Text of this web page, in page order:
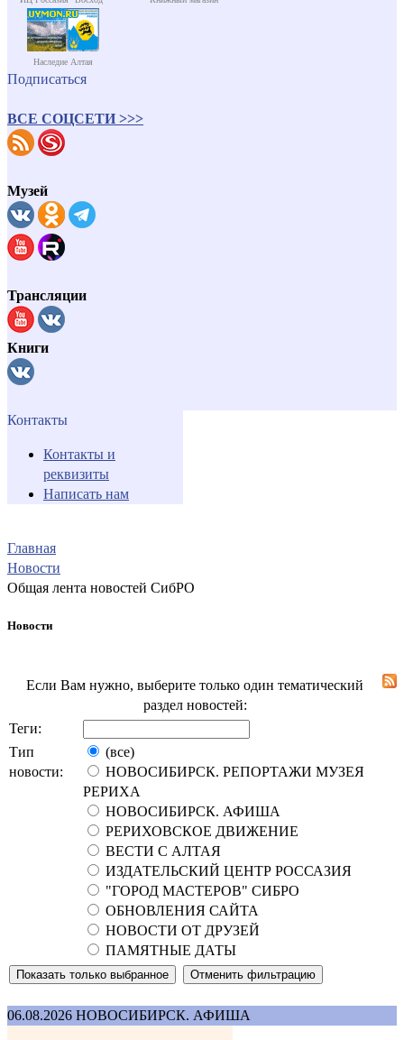
Наследие Алтая
Подписаться
ВСЕ СОЦСЕТИ >>>
Музей
Трансляции
Книги
Контакты
Контакты и
реквизиты
Написать нам
Главная
Новости
Общая лента новостей СибРО
Новости
Если Вам нужно, выберите только один тематический
раздел новостей:
Теги:
Тип
новости:
(все)
НОВОСИБИРСК. РЕПОРТАЖИ МУЗЕЯ
РЕРИХА
НОВОСИБИРСК. АФИША
РЕРИХОВСКОЕ ДВИЖЕНИЕ
ВЕСТИ С АЛТАЯ
ИЗДАТЕЛЬСКИЙ ЦЕНТР РОССАЗИЯ
"ГОРОД МАСТЕРОВ" СИБРО
ОБНОВЛЕНИЯ САЙТА
НОВОСТИ ОТ ДРУЗЕЙ
ПАМЯТНЫЕ ДАТЫ
06.08.2026 НОВОСИБИРСК. АФИША